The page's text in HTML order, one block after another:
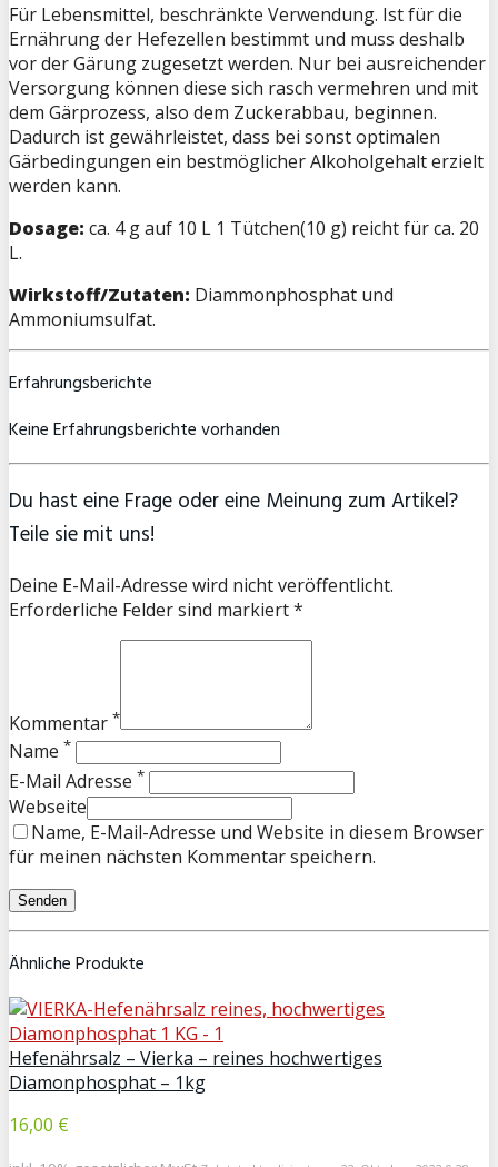
Für Lebensmittel, beschränkte Verwendung. Ist für die
Ernährung der Hefezellen bestimmt und muss deshalb
vor der Gärung zugesetzt werden. Nur bei ausreichender
Versorgung können diese sich rasch vermehren und mit
dem Gärprozess, also dem Zuckerabbau, beginnen.
Dadurch ist gewährleistet, dass bei sonst optimalen
Gärbedingungen ein bestmöglicher Alkoholgehalt erzielt
werden kann.
Dosage: ca. 4 g auf 10 L 1 Tütchen(10 g) reicht für ca. 20
L.
Wirkstoff/Zutaten: Diammonphosphat und
Ammoniumsulfat.
Erfahrungsberichte
Keine Erfahrungsberichte vorhanden
Du hast eine Frage oder eine Meinung zum Artikel?
Teile sie mit uns!
Deine E-Mail-Adresse wird nicht veröffentlicht.
Erforderliche Felder sind markiert *
Kommentar *
Name *
E-Mail Adresse *
Webseite
Name, E-Mail-Adresse und Website in diesem Browser
für meinen nächsten Kommentar speichern.
Ähnliche Produkte
Hefenährsalz – Vierka – reines hochwertiges
Diamonphosphat – 1kg
16,00 €